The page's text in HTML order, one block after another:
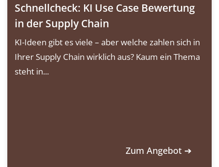
Schnellcheck: KI Use Case Bewertung
in der Supply Chain
KI-Ideen gibt es viele – aber welche zahlen sich in
Ihrer Supply Chain wirklich aus? Kaum ein Thema
steht in...
Zum Angebot ➔